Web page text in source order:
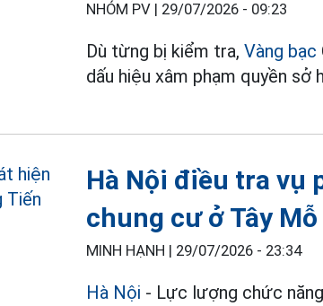
NHÓM PV | 29/07/2026 - 09:23
Dù từng bị kiểm tra,Vàng bạc
dấu hiệu xâm phạm quyền sở
Hà Nội điều tra vụ
chung cư ở Tây Mỗ
MINH HẠNH | 29/07/2026 - 23:34
Hà Nội - Lực lượng chức